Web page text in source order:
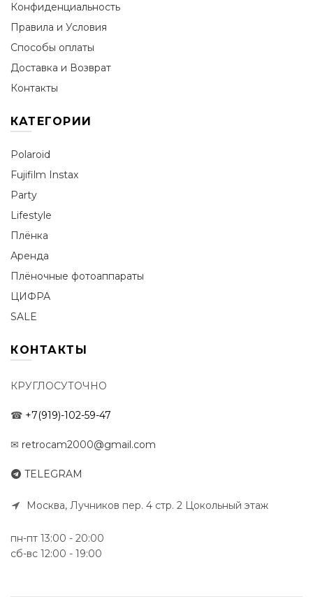
Конфиденциальность
Правила и Условия
Способы оплаты
Доставка и Возврат
Контакты
КАТЕГОРИИ
Polaroid
Fujifilm Instax
Party
Lifestyle
Плёнка
Аренда
Плёночные фотоаппараты
ЦИФРА
SALE
КОНТАКТЫ
КРУГЛОСУТОЧНО
☎ +7(919)-102-59-47
✉ retrocam2000@gmail.com
TELEGRAM
Москва, Лучников пер. 4 стр. 2 Цокольный этаж
пн-пт 13:00 - 20:00
сб-вс 12:00 - 19:00